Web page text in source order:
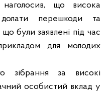
що висока
долати перешкоди та
були заявлені під час
для молодих
зібрання за високі
особистий вклад у